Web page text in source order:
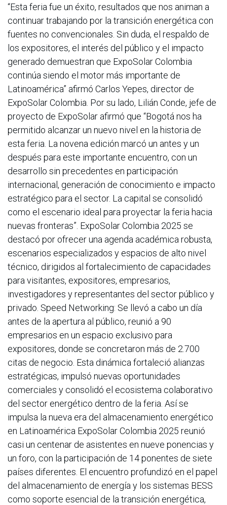
“Esta feria fue un éxito, resultados que nos animan a
continuar trabajando por la transición energética con
fuentes no convencionales. Sin duda, el respaldo de
los expositores, el interés del público y el impacto
generado demuestran que ExpoSolar Colombia
continúa siendo el motor más importante de
Latinoamérica” afirmó Carlos Yepes, director de
ExpoSolar Colombia. Por su lado, Lilián Conde, jefe de
proyecto de ExpoSolar afirmó que “Bogotá nos ha
permitido alcanzar un nuevo nivel en la historia de
esta feria. La novena edición marcó un antes y un
después para este importante encuentro, con un
desarrollo sin precedentes en participación
internacional, generación de conocimiento e impacto
estratégico para el sector. La capital se consolidó
como el escenario ideal para proyectar la feria hacia
nuevas fronteras”. ExpoSolar Colombia 2025 se
destacó por ofrecer una agenda académica robusta,
escenarios especializados y espacios de alto nivel
técnico, dirigidos al fortalecimiento de capacidades
para visitantes, expositores, empresarios,
investigadores y representantes del sector público y
privado. Speed Networking: Se llevó a cabo un día
antes de la apertura al público, reunió a 90
empresarios en un espacio exclusivo para
expositores, donde se concretaron más de 2.700
citas de negocio. Esta dinámica fortaleció alianzas
estratégicas, impulsó nuevas oportunidades
comerciales y consolidó el ecosistema colaborativo
del sector energético dentro de la feria. Así se
impulsa la nueva era del almacenamiento energético
en Latinoamérica ExpoSolar Colombia 2025 reunió
casi un centenar de asistentes en nueve ponencias y
un foro, con la participación de 14 ponentes de siete
países diferentes. El encuentro profundizó en el papel
del almacenamiento de energía y los sistemas BESS
como soporte esencial de la transición energética,